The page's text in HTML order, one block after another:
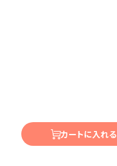
カートに入れる